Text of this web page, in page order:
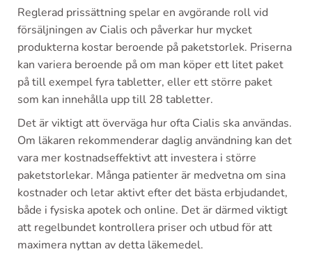
Reglerad prissättning spelar en avgörande roll vid
försäljningen av Cialis och påverkar hur mycket
produkterna kostar beroende på paketstorlek. Priserna
kan variera beroende på om man köper ett litet paket
på till exempel fyra tabletter, eller ett större paket
som kan innehålla upp till 28 tabletter.
Det är viktigt att överväga hur ofta Cialis ska användas.
Om läkaren rekommenderar daglig användning kan det
vara mer kostnadseffektivt att investera i större
paketstorlekar. Många patienter är medvetna om sina
kostnader och letar aktivt efter det bästa erbjudandet,
både i fysiska apotek och online. Det är därmed viktigt
att regelbundet kontrollera priser och utbud för att
maximera nyttan av detta läkemedel.